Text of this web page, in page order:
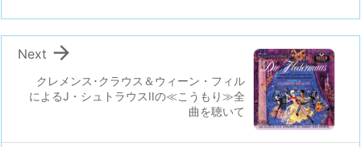
クレメンス･クラウス＆ウィーン・フィル
によるJ・シュトラウスIIの≪こうもり≫全
曲を聴いて

Next